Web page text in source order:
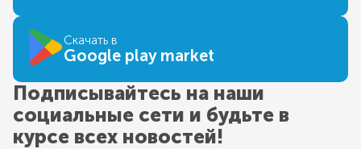
Скачать в
Google play market
Подписывайтесь на наши
социальные сети и будьте в
курсе всех новостей!